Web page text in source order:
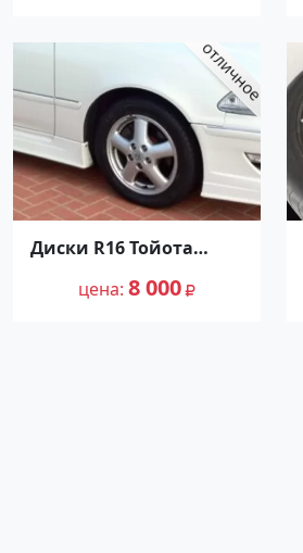
Диски R16 Тойота
Краснодар
цена 8 000